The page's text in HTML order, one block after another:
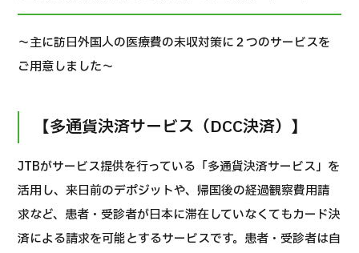
khoa Shonan Kamakura）
2026.01.12
～主に訪日外国人の医療費の未収対策に２つのサービスを
ご用意しました～
【多通貨決済サービス（DCC決済）】
JTBがサービス提供を行っている「多通貨決済サービス」を
活用し、来日前のデポジットや、帰国後の経過観察費用請
求など、患者・受診者が日本に滞在していなくてもカード決
済による請求を可能とするサービスです。患者・受診者は自